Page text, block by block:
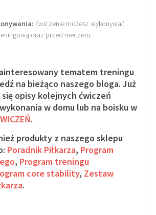
ćwiczenie możesz wykonywać
oraz przed meczem.
tematem treningu
na bieżąco naszego bloga. Już
opisy kolejnych ćwiczeń
w domu lub na boisku w
.
produkty z naszego sklepu
Poradnik Piłkarza, Program
, Program treningu
core stability, Zestaw
.